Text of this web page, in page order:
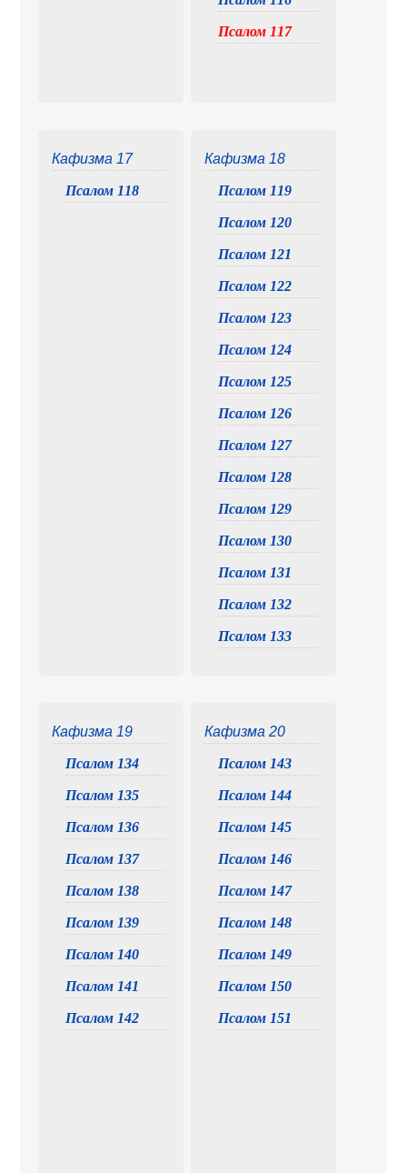
Псалом 117
Кафизма 17
Псалом 118
Кафизма 18
Псалом 119
Псалом 120
Псалом 121
Псалом 122
Псалом 123
Псалом 124
Псалом 125
Псалом 126
Псалом 127
Псалом 128
Псалом 129
Псалом 130
Псалом 131
Псалом 132
Псалом 133
Кафизма 19
Псалом 134
Псалом 135
Псалом 136
Псалом 137
Псалом 138
Псалом 139
Псалом 140
Псалом 141
Псалом 142
Кафизма 20
Псалом 143
Псалом 144
Псалом 145
Псалом 146
Псалом 147
Псалом 148
Псалом 149
Псалом 150
Псалом 151